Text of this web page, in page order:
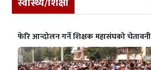
फेरि आन्दोलन गर्ने शिक्षक महासंघको चेतावनी